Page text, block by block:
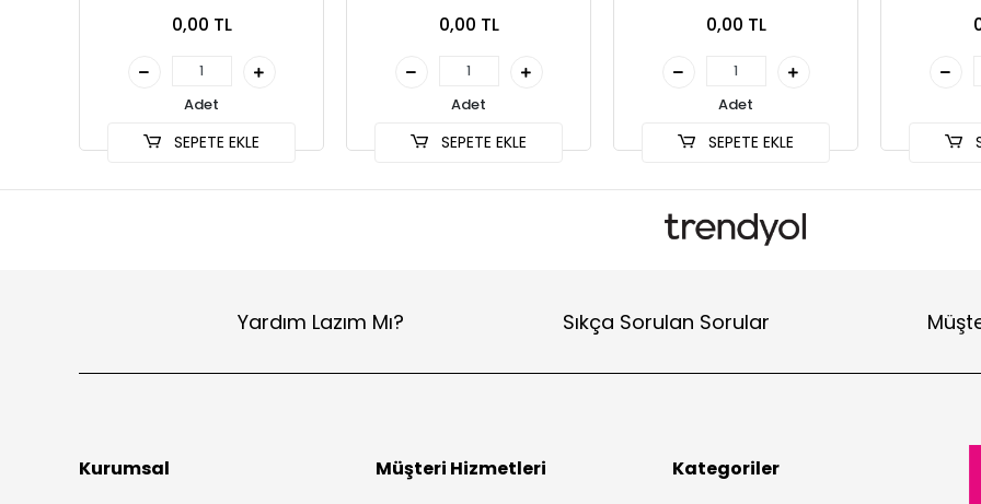
0,00 TL
Adet
SEPETE EKLE
0,00 TL
Adet
SEPETE EKLE
0,00 TL
Adet
SEPETE EKLE
Yardım Lazım Mı? Sıkça Sorulan Sorular
Kurumsal Müşteri Hizmetleri Kategoriler